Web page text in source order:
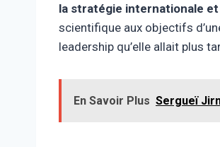
la stratégie internationale
scientifique aux objectifs
leadership qu’elle allait plus
En Savoir Plus Sergueï